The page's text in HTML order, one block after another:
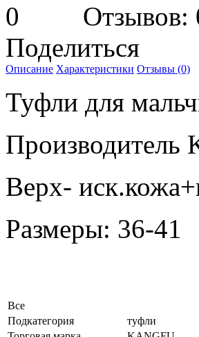
Отзывов:
Поделиться
Описание Характеристики Отзывы (0)
Туфли для
Производитель
Верх-
Размеры: 36-41
Все
Подкатегория
туфли